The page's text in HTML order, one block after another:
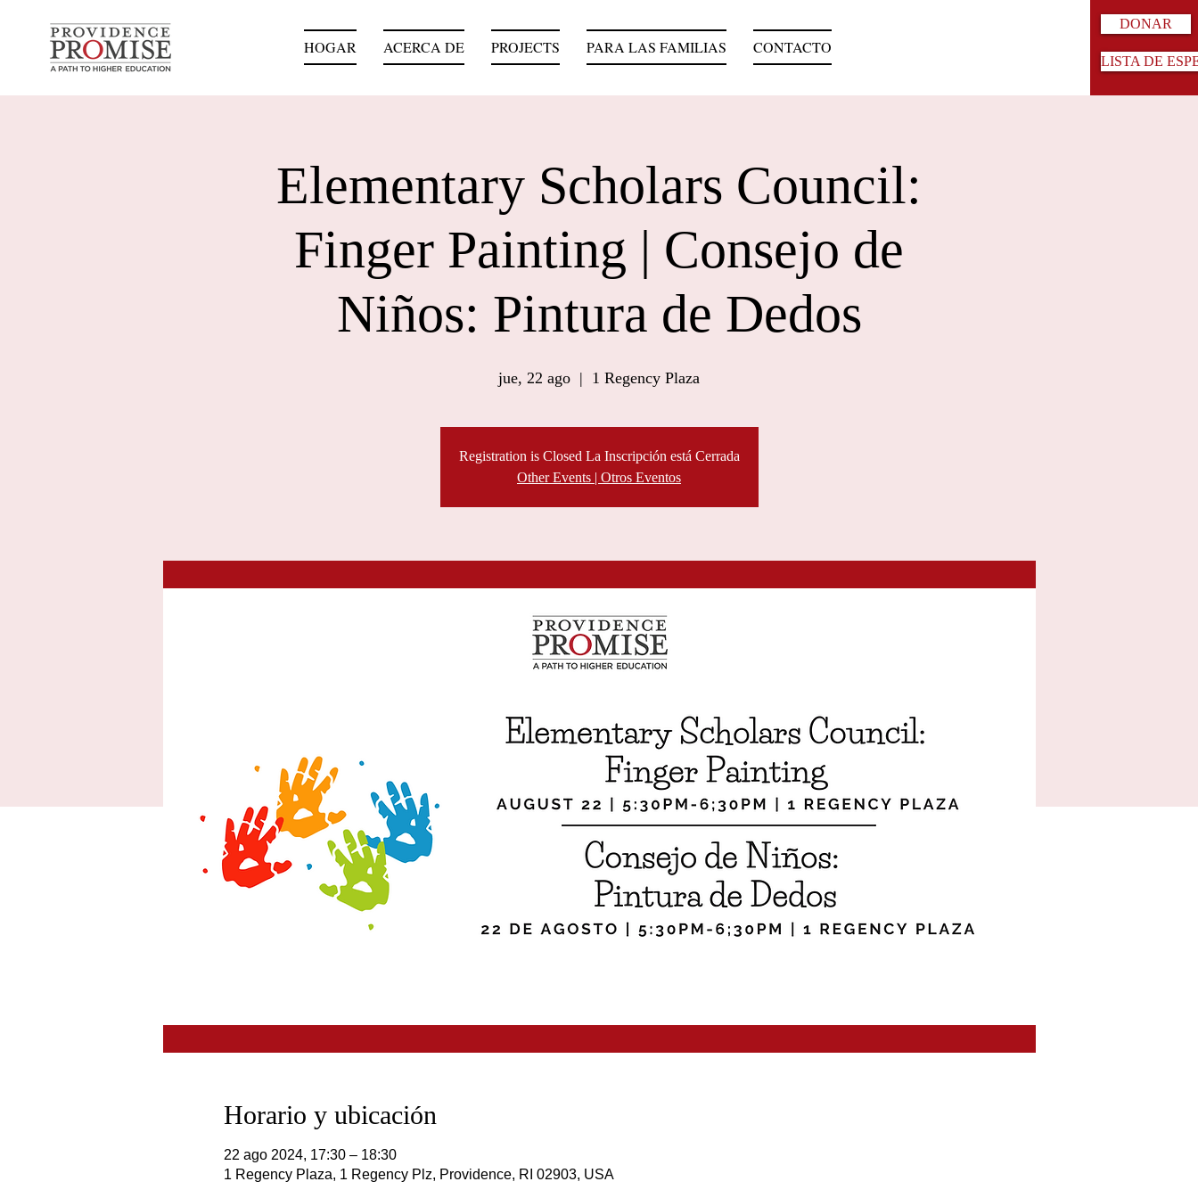
HOGAR ACERCA DE PROJECTS PARA LAS FAMILIAS CONTACTO
DONAR
LISTA DE
Elementary Scholars Council:
Finger Painting | Consejo de
Niños: Pintura de Dedos
jue, 22 ago
  |
1 Regency Plaza
Registration is Closed La Inscripción está Cerrada
Other Events | Otros Eventos
Horario y ubicación
22 ago 2024, 17:30 – 18:30
1 Regency Plaza, 1 Regency Plz, Providence, RI 02903, USA